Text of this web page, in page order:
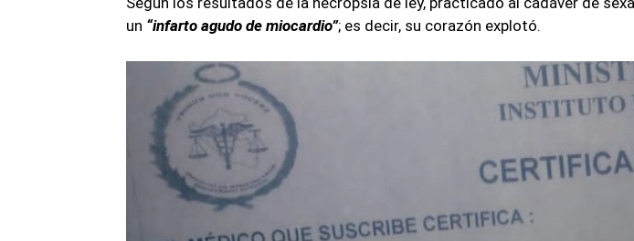
un “infarto agudo de miocardio”; es decir, su corazón explotó.